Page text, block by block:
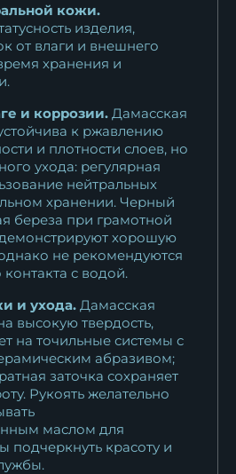
кожи.
изделия,
от влаги и внешнего
хранения и
и коррозии. Дамасская
к ржавлению
и плотности слоев, но
ухода: регулярная
нейтральных
хранении. Черный
береза при грамотной
хорошую
не рекомендуются
с водой.
и ухода. Дамасская
высокую твердость,
на точильные системы с
абразивом;
заточка сохраняет
Рукоять желательно
маслом для
подчеркнуть красоту и